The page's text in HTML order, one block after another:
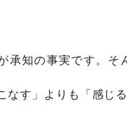
知の事実です。
す」よりも「感じ